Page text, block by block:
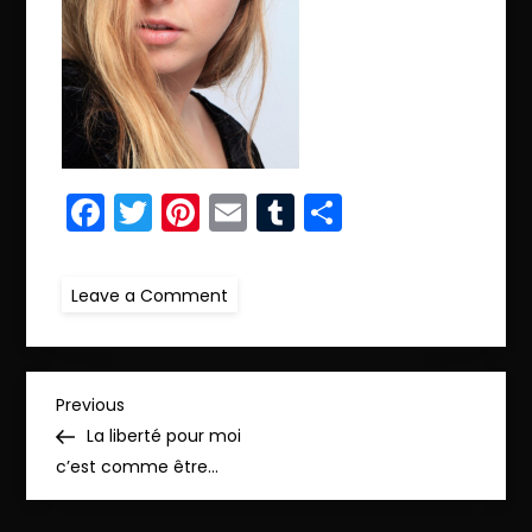
Facebook
Twitter
Pinterest
EmailTumblr
Leave a Comment
N
a
Previous
Post
Previous
La liberté pour moi
c’est comme être…